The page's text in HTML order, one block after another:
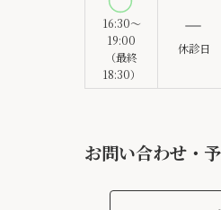
16:30～
19:00
（最終
18:30）
休診日
お問い合わせ・